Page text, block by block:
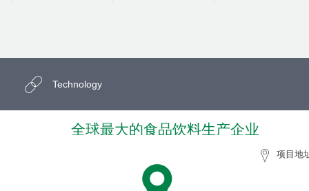
Technology
全球最大的食品饮料生产企业
项目地